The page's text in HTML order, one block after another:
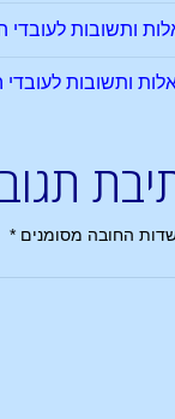
ותשובות לעובדי
ותשובות לעובדי
החובה מסומנים*